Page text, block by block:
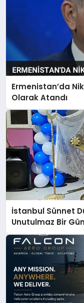
Ermenistan’da
Olarak Atandı
İstanbul Sünnet
Unutulmaz Bir Gün